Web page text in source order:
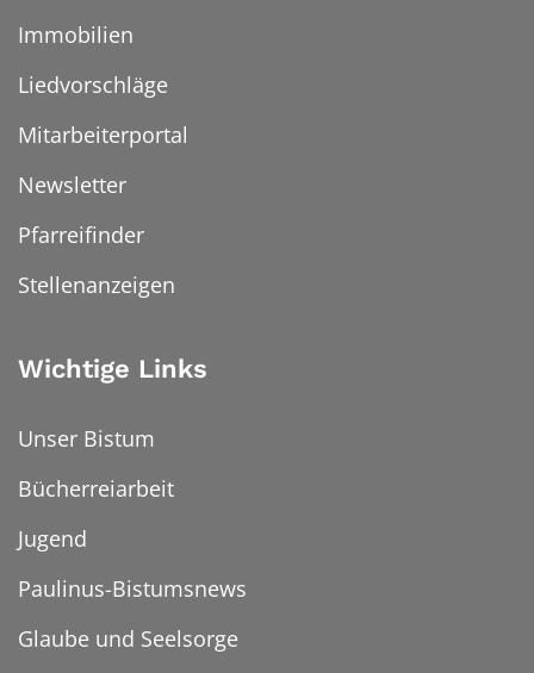
Immobilien
Liedvorschläge
Mitarbeiterportal
Newsletter
Pfarreifinder
Stellenanzeigen
Wichtige Links
Unser Bistum
Bücherreiarbeit
Jugend
Paulinus-Bistumsnews
Glaube und Seelsorge